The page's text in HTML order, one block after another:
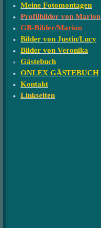
Meine Fotomontagen
Profilbilder von Marion
GB-Bilder/Marion
Bilder von Justin/Lucy
Bilder von Veronika
Gästebuch
ONLEX GÄSTEBUCH
Kontakt
Linkseiten